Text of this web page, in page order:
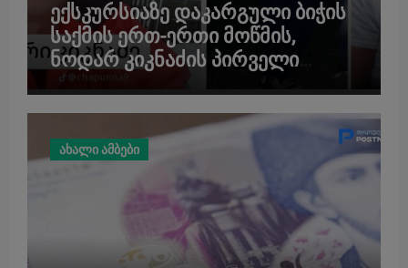
ექსკურსიაზე დაკარგული ბიჭის
საქმის ერთ-ერთი მოწმის,
ნოდარ კიკნაძის პირველი
ინტერვიუ 12 წლის შემდეგ – “არ
შემიძლია გამოსვლა და ასე
საჯაროდ ხმაური”
ახალი ამბები